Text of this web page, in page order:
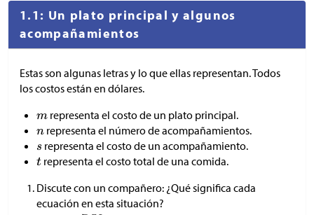
1.1: Un plato principal y algunos
acompañamientos
Estas son algunas letras y lo que ellas representan. Todos
los costos están en dólares.
representa el costo de un plato principal.
representa el número de acompañamientos.
representa el costo de un acompañamiento.
representa el costo total de una comida.
Discute con un compañero: ¿Qué significa cada
ecuación en esta situación?